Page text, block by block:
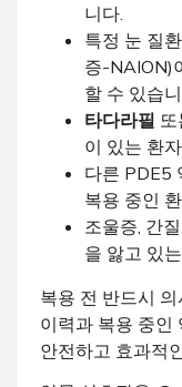
니다.
특정 눈 질
증-NAION)
할 수 있습
타다라필 또
이 있는 환
다른 PDE5
복용 중인
조울증, 간
을 앓고 있
복용 전 반드시
이력과 복용 중인
안전하고 효과적